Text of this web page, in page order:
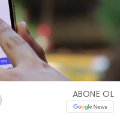
ABONE OL